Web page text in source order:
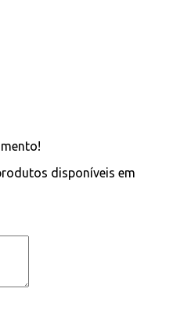
disponíveis em